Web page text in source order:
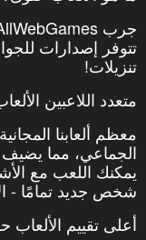
تتوفر إصدارات
تنزيلات!
متعدد اللاعبين
معظم ألعابنا
الجماعي، مما يضيف
يمكنك اللعب مع
شخص جديد تمامًا -
أعلى تقييم الألعاب